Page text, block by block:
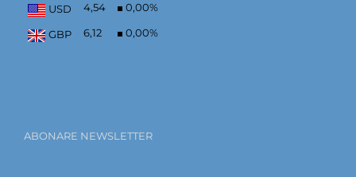
USD 4,54 0,00%
GBP 6,12 0,00%
ABONARE NEWSLETTER